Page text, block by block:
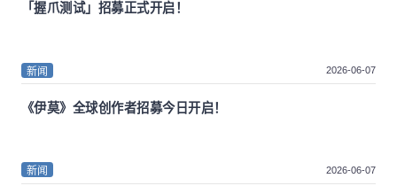
「握爪测试」招募正式开启！
新闻 2026-06-07
《伊莫》全球创作者招募今日开启！
新闻 2026-06-07